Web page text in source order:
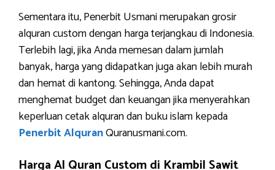
Sementara itu, Penerbit Usmani merupakan grosir
alquran custom dengan harga terjangkau di Indonesia.
Terlebih lagi, jika Anda memesan dalam jumlah
banyak, harga yang didapatkan juga akan lebih murah
dan hemat di kantong. Sehingga, Anda dapat
menghemat budget dan keuangan jika menyerahkan
keperluan cetak alquran dan buku islam kepada
Penerbit AlquranQuranusmani.com.
Harga Al Quran Custom di Krambil Sawit